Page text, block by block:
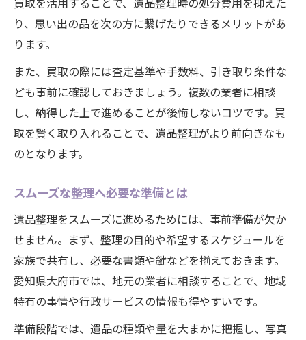
り、思い出の品を次の方に繋げたりできるメリットがあ
ります。
また、買取の際には査定基準や手数料、引き取り条件な
ども事前に確認しておきましょう。複数の業者に相談
し、納得した上で進めることが後悔しないコツです。買
取を賢く取り入れることで、遺品整理がより前向きなも
のとなります。
スムーズな整理へ必要な準備とは
遺品整理をスムーズに進めるためには、事前準備が欠か
せません。まず、整理の目的や希望するスケジュールを
家族で共有し、必要な書類や鍵などを揃えておきます。
愛知県大府市では、地元の業者に相談することで、地域
特有の事情や行政サービスの情報も得やすいです。
準備段階では、遺品の種類や量を大まかに把握し、写真